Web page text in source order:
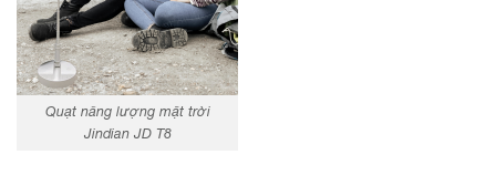
Quạt năng lượng mặt trời
Jindian JD T8